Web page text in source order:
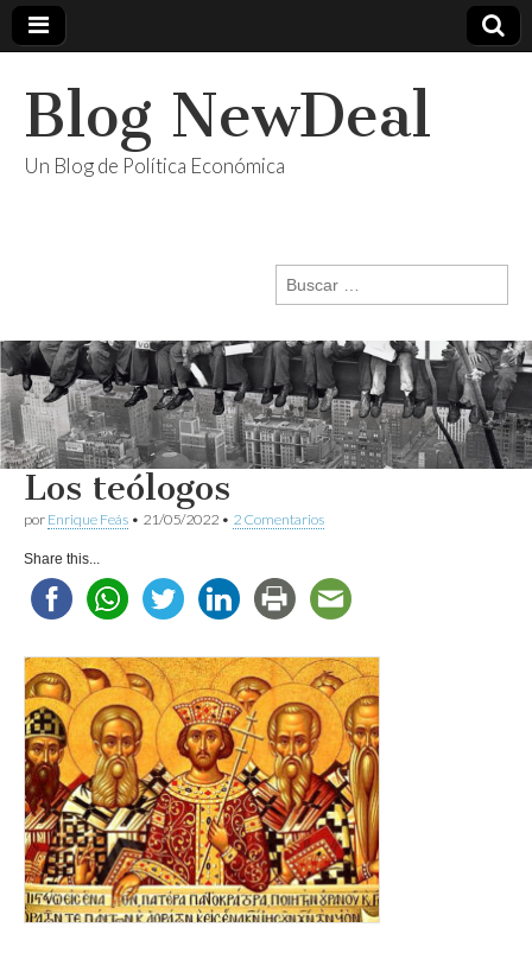
Blog NewDeal
Un Blog de Política Económica
Buscar:
Los teólogos
por Enrique Feás • 21/05/2022 • 2 Comentarios
Share this...